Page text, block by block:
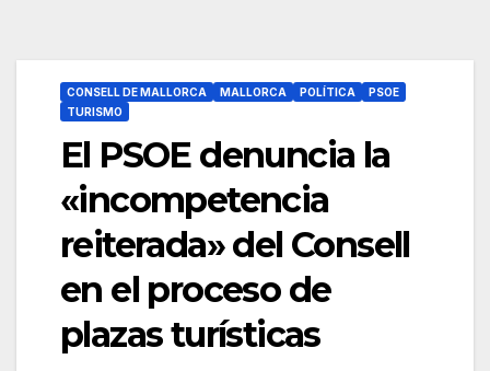
CONSELL DE MALLORCA MALLORCA POLÍTICA
PSOE
TURISMO
El PSOE denuncia la
«incompetencia
reiterada» del Consell
en el proceso de
plazas turísticas